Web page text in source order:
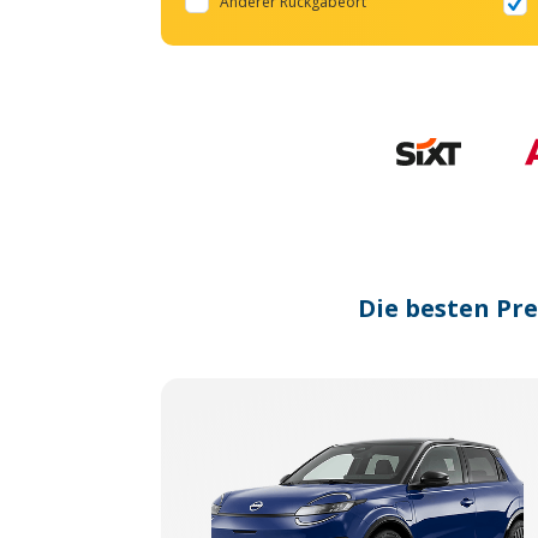
Die besten